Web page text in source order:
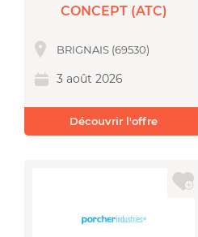
CONCEPT (ATC)
BRIGNAIS (69530)
3 août 2026
Découvrir l'offre